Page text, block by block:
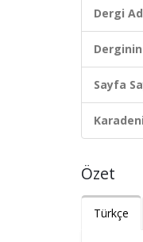
Dergi
Sayfa
Özet
Türkçe